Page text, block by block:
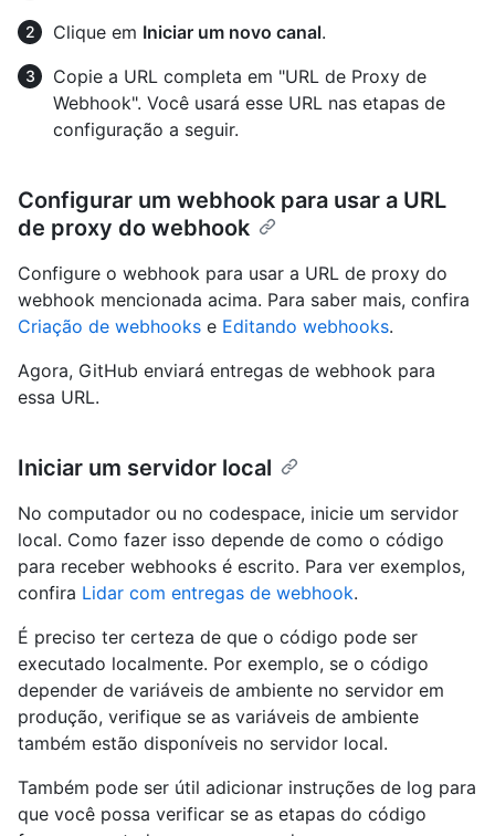
Clique em Iniciar um novo canal.
Copie a URL completa em "URL de Proxy de
Webhook". Você usará esse URL nas etapas de
configuração a seguir.
Configurar um webhook para usar a URL
de proxy do webhook
Configure o webhook para usar a URL de proxy do
webhook mencionada acima. Para saber mais, confira
Criação de webhooks e Editando webhooks.
Agora, GitHub enviará entregas de webhook para
essa URL.
Iniciar um servidor local
No computador ou no codespace, inicie um servidor
local. Como fazer isso depende de como o código
para receber webhooks é escrito. Para ver exemplos,
confira Lidar com entregas de webhook.
É preciso ter certeza de que o código pode ser
executado localmente. Por exemplo, se o código
depender de variáveis de ambiente no servidor em
produção, verifique se as variáveis de ambiente
também estão disponíveis no servidor local.
Também pode ser útil adicionar instruções de log para
que você possa verificar se as etapas do código